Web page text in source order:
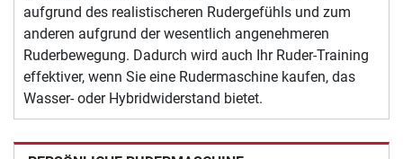
aufgrund des realistischeren Rudergefühls und zum
anderen aufgrund der wesentlich angenehmeren
Ruderbewegung. Dadurch wird auch Ihr Ruder-Training
effektiver, wenn Sie eine Rudermaschine kaufen, das
Wasser- oder Hybridwiderstand bietet.